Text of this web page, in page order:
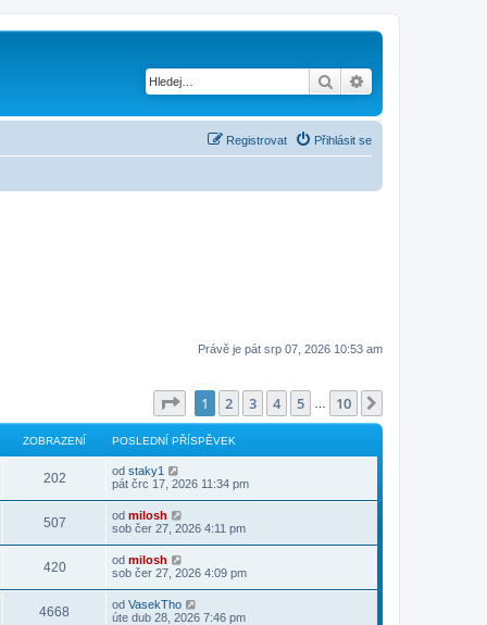
Hledat
Přihlásit se
Registrovat
Právě je pát srp 07, 2026 10:53 am
Stránka z
1 2 3 4 5 10
ZOBRAZENÍ POSLEDNÍ PŘÍSPĚVEK
202 od staky1
pát črc 17, 2026 11:34 pm
507 od milosh
sob čer 27, 2026 4:11 pm
420 od milosh
sob čer 27, 2026 4:09 pm
4668 od VasekTho
úte dub 28, 2026 7:46 pm